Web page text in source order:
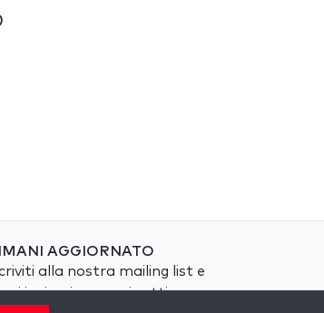
AGGIORNATO
alla nostra mailing list e
ispirazione ogni settimana